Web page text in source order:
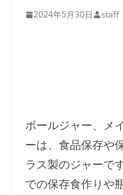
2024年5月30日 staff
ボールジャー、メ
ーは、食品保存や
ラス製のジャーで
での保存食作りや